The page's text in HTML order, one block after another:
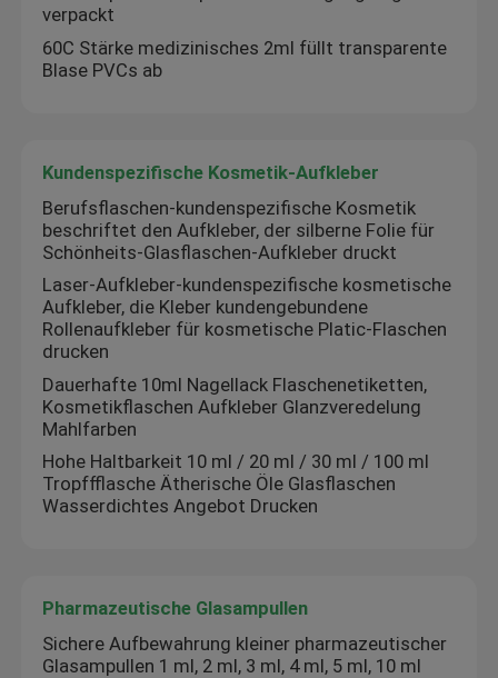
verpackt
60C Stärke medizinisches 2ml füllt transparente
Blase PVCs ab
Kundenspezifische Kosmetik-Aufkleber
Berufsflaschen-kundenspezifische Kosmetik
beschriftet den Aufkleber, der silberne Folie für
Schönheits-Glasflaschen-Aufkleber druckt
Laser-Aufkleber-kundenspezifische kosmetische
Aufkleber, die Kleber kundengebundene
Rollenaufkleber für kosmetische Platic-Flaschen
drucken
Dauerhafte 10ml Nagellack Flaschenetiketten,
Kosmetikflaschen Aufkleber Glanzveredelung
Mahlfarben
Hohe Haltbarkeit 10 ml / 20 ml / 30 ml / 100 ml
Tropffflasche Ätherische Öle Glasflaschen
Wasserdichtes Angebot Drucken
Pharmazeutische Glasampullen
Sichere Aufbewahrung kleiner pharmazeutischer
Glasampullen 1 ml, 2 ml, 3 ml, 4 ml, 5 ml, 10 ml